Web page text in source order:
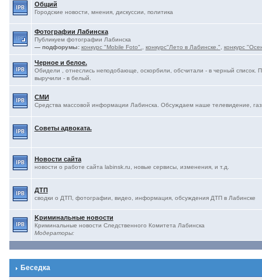
Общий
Городские новости, мнения, дискуссии, политика
Фотографии Лабинска
Публикуем фотографии Лабинска
— подфорумы: конкурс "Mobile Foto". конкурс"Лето в Лабинске." конкурс
Черное и белое.
Обидели , отнеслись неподобающе, оскорбили, обсчитали - в черный список.
выручили - в белый.
СМИ
Средства массовой информации Лабинска. Обсуждаем наше телевидение,
Советы адвоката.
Новости сайта
новости о работе сайта labinsk.ru, новые сервисы, изменения, и т.д.
ДТП
сводки о ДТП, фотографии, видео, информация, обсуждения ДТП в Лабинске
Kриминальные новости
Криминальные новости Следственного Комитета Лабинска
Модераторы:
Беседка